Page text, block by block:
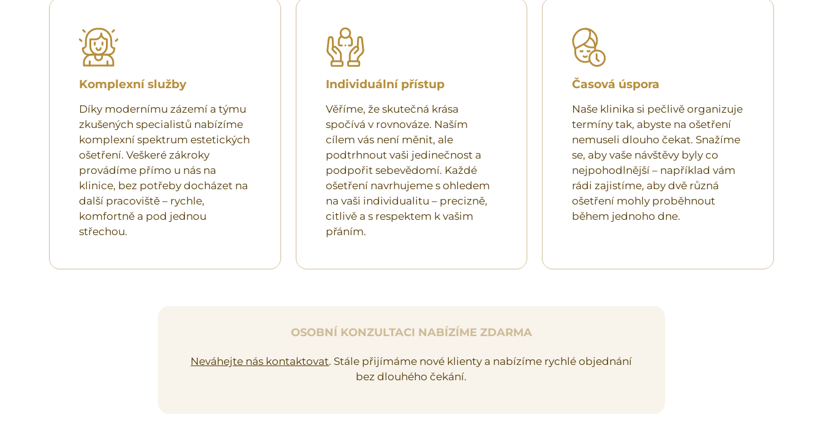
Komplexní služby
Díky modernímu zázemí a týmu
zkušených specialistů nabízíme
komplexní spektrum estetických
ošetření. Veškeré zákroky
provádíme přímo u nás na
klinice, bez potřeby docházet na
další pracoviště – rychle,
komfortně a pod jednou
střechou.
Individuální přístup
Věříme, že skutečná krása
spočívá v rovnováze. Naším
cílem vás není měnit, ale
podtrhnout vaši jedinečnost a
podpořit sebevědomí. Každé
ošetření navrhujeme s ohledem
na vaši individualitu – precizně,
citlivě a s respektem k vašim
přáním.
Časová úspora
Naše klinika si pečlivě organizuje
termíny tak, abyste na ošetření
nemuseli dlouho čekat. Snažíme
se, aby vaše návštěvy byly co
nejpohodlnější – například vám
rádi zajistíme, aby dvě různá
ošetření mohly proběhnout
během jednoho dne.
OSOBNÍ KONZULTACI NABÍZÍME ZDARMA
Neváhejte nás kontaktovat. Stále přijímáme nové klienty a nabízíme rychlé objednání
bez dlouhého čekání.